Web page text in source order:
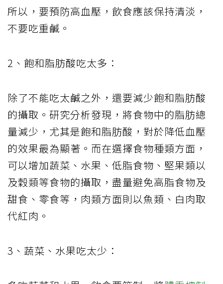
所以，要預防高血壓，飲食應該保持清淡，
不要吃重鹹。
2 、飽和脂肪酸吃太多：
除了不能吃太鹹之外，還要減少飽和脂肪酸
的攝取。研究分析發現，將食物中的脂肪總
量減少，尤其是飽和脂肪酸，對於降低血壓
的效果最為顯著。而在選擇食物種類方面，
可以增加蔬菜、水果、低脂食物、堅果類以
及穀類等食物的攝取，盡量避免高脂食物及
甜食、零食等，肉類方面則以魚類、白肉取
代紅肉。
3 、蔬菜、水果吃太少：